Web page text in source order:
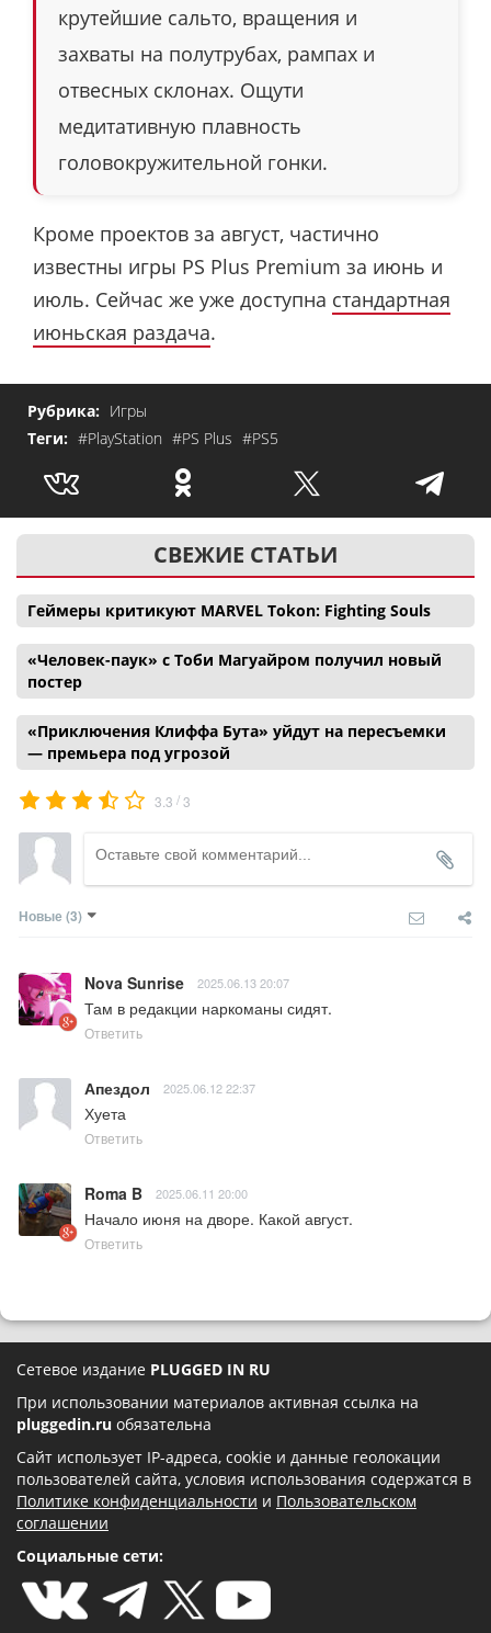
крутейшие сальто, вращения и
захваты на полутрубах, рампах и
отвесных склонах. Ощути
медитативную плавность
головокружительной гонки.
Кроме проектов за август, частично
известны игры PS Plus Premium за июнь и
июль. Сейчас же уже доступна стандартная
июньская раздача.
Рубрика: Игры
Теги: #PlayStation #PS Plus #PS5
СВЕЖИЕ СТАТЬИ
Геймеры критикуют MARVEL Tokon: Fighting Souls
«Человек-паук» с Тоби Магуайром получил новый
постер
«Приключения Клиффа Бута» уйдут на пересъемки
— премьера под угрозой
3.3 /3
Новые (3)
Nova Sunrise 2025.06.13 20:07
Там в редакции наркоманы сидят.
Ответить
Апездол 2025.06.12 22:37
Хуета
Ответить
Roma B 2025.06.11 20:00
Начало июня на дворе. Какой август.
Ответить
Сетевое издание PLUGGED IN RU
При использовании материалов активная ссылка на
pluggedin.ru обязательна
Сайт использует IP-адреса, cookie и данные геолокации
пользователей сайта, условия использования содержатся в
Политике конфиденциальности и Пользовательском
соглашении
Социальные сети: